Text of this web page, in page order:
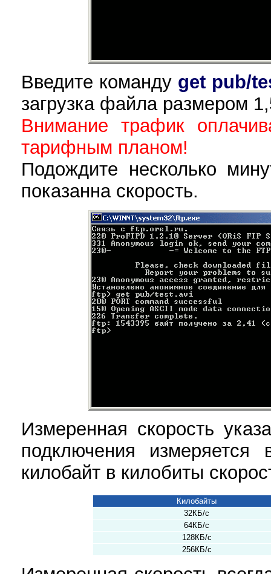
Введите команду get pub/
загрузка файла размером
Внимание трафик
тарифным планом!
Подождите несколько
показанна скорость.
Измеренная скорость
подключения
килобайт в килобиты
Килобайты
32КБ/с
64КБ/с
128КБ/с
256КБ/с